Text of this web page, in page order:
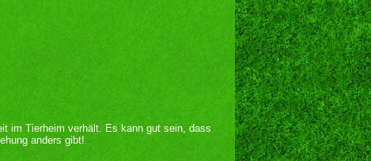
im Tierheim verhält. Es kann gut sein, dass
anders gibt!